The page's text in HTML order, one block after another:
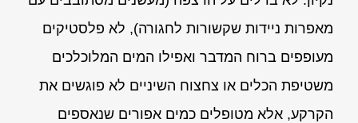
מאפרות ניידות שקשורות לחגורה), לא פלסטיקים
מעופפים ברוח המדבר ואפילו המים המלוכלכים
משטיפת הכלים או צחצוח השיניים לא פוגשים את
הקרקע, אלא מטופלים כמים אפורים שנאספים